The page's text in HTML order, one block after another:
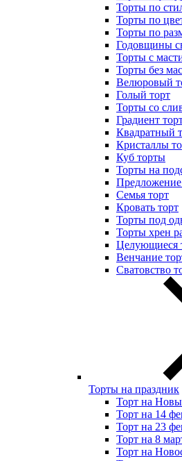
Торты по
Торты по
Торты по
Годовщины
Торты с
Торты без
Велюровый
Голый торт
Торты со
Градиент
Квадратный
Кристаллы
Куб торты
Торты на
Предложение
Семья торт
Кровать торт
Торты под
Торты хрен
Целующиеся
Венчание
Сватовство
Торты на праздник
Торт на
Торт на 14
Торт на 23
Торт на 8
Торт на